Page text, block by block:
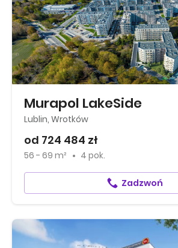
Murapol LakeSide
Lublin, Wrotków
od 724 484 zł
56 - 69 m² 4 pok.
Zadzwoń